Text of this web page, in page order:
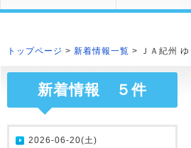
トップページ > 新着情報一覧 > ＪＡ紀州
新着情報 ５件
2026-06-20(土)